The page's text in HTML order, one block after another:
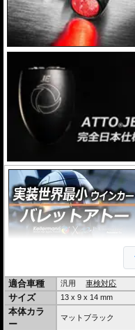
※放熱用ヒートシンク付属。樹脂パ
熱効果を高めます。
※ナンバープレート灯を兼用してい
は別途ご用意ください。
※他社製レギュレータ、リレー等と
す。レギュレータや、リレーを使
※旧車のオルタネータ、レギュレー
合、またバッテリーレス仕様車は
ず行ってください。そのままでは
い場合、保証対象外となります。
国内正規品は 日本仕様品
国内正規Kellermann商品は日本マー
仕様です。
国内販売開始当初、原因不明の不具合
ではこの原因を徹底調査。お客様のご
はもちろん年式や使用状況、取付け方
報を頂き、様々な検証の結果、原因は
日本の高温多湿な気候でした。
20年1月以降の国内正規Kellermann商
ット専用の製造工程/検査工程を経た特
なる強化が行われ、ボディにはその証
不良率0.2%以下を達成しています。
弊社とKellermann社では現在でも不
も余裕を持って点滅を視認できます。
また独自のマイクロプリズムをレ
ます。
小さくても安全性を犠牲にしない。
nnの技術の高さの証です。
適合車種 汎用車検対応
サイズ 13 x 9 x 14 mm
本体カラ
ー
マットブラック